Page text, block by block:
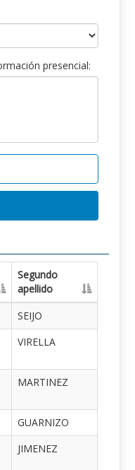
presencial:
Segundo
apellido
SEIJO
VIRELLA
MARTINEZ
GUARNIZO
JIMENEZ